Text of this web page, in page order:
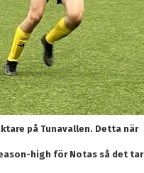
på Tunavallen. Detta när
high för Notas så det tar